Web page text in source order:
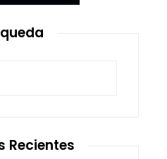
Recientes